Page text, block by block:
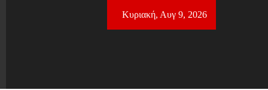
Κυριακή, Αυγ 9, 2026